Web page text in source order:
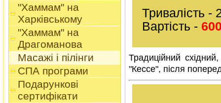
"Хаммам" на
Харківському
"Хаммам" на
Драгоманова
Масажі і пілінги
СПА програми
Подарункові
сертифікати
Тривалість -
Вартість -
Традиційний
"Кессе", після